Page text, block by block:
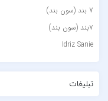
7 بند (سون بند)
۷بند (سون بند)
Idriz Sanie
Tech N9ne و یاس
تبلیغات